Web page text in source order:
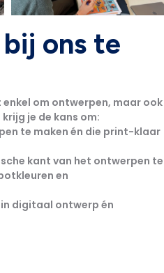
ons te
om ontwerpen, maar ook
je de kans om:
te maken én die print-klaar
kant van het ontwerpen te
en
digitaal ontwerp én